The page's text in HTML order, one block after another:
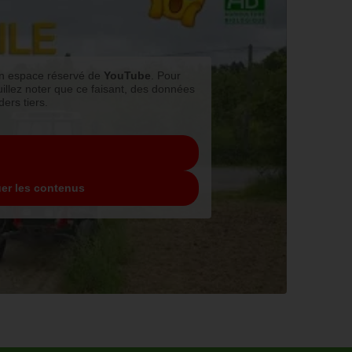
espace réservé de YouTube . Pour
noter que ce faisant, des données
tiers.
les contenus